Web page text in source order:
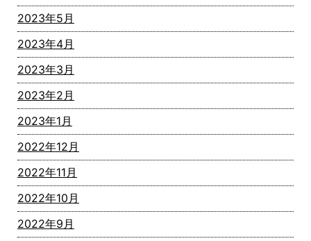
2023年5月
2023年4月
2023年3月
2023年2月
2023年1月
2022年12月
2022年11月
2022年10月
2022年9月